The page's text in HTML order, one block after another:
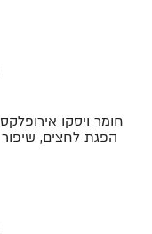
חומר ויסקו
הפגת לחצים,